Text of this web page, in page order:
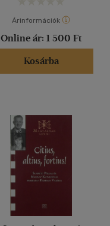
Árinformációk
Online ár: 1 500 Ft
Kosárba